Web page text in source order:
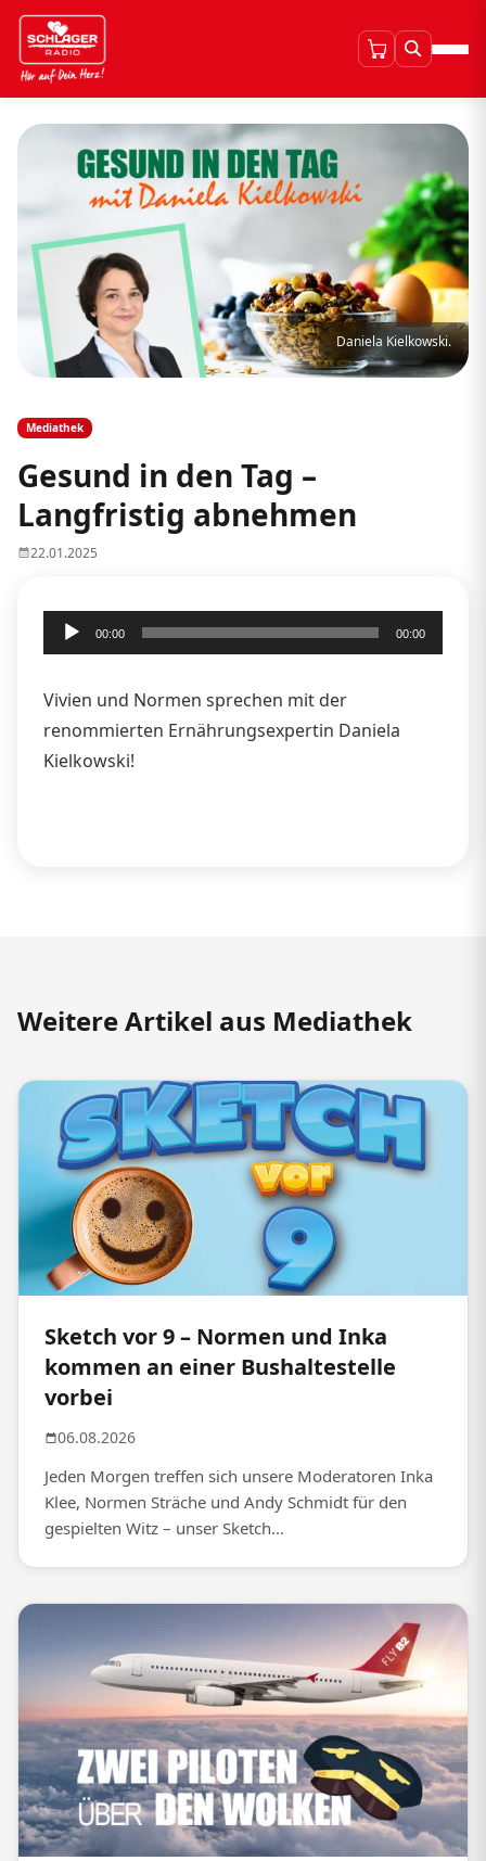
Daniela Kielkowski.
Mediathek
Gesund in den Tag –
Langfristig abnehmen
22.01.2025
Audio-
Player
00:00 00:00
Vivien und Normen sprechen mit der
renommierten Ernährungsexpertin Daniela
Kielkowski!
Weitere Artikel aus Mediathek
Sketch vor 9 – Normen und Inka
kommen an einer Bushaltestelle
vorbei
06.08.2026
Jeden Morgen treffen sich unsere Moderatoren Inka
Klee, Normen Sträche und Andy Schmidt für den
gespielten Witz – unser Sketch...